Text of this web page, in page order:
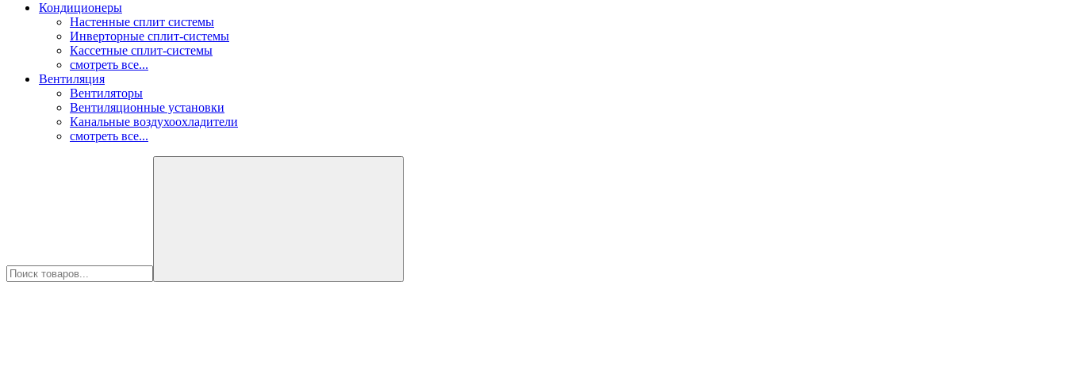
Кондиционеры
Настенные сплит системы
Инверторные сплит-системы
Кассетные сплит-системы
смотреть все...
Вентиляция
Вентиляторы
Вентиляционные установки
Канальные воздухоохладители
смотреть все...